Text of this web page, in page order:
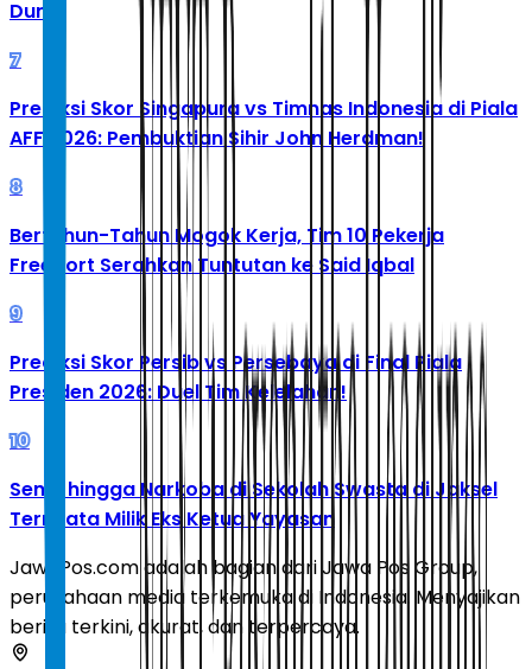
Dunia
7
Prediksi Skor Singapura vs Timnas Indonesia di Piala
AFF 2026: Pembuktian Sihir John Herdman!
8
Bertahun-Tahun Mogok Kerja, Tim 10 Pekerja
Freeport Serahkan Tuntutan ke Said Iqbal
9
Prediksi Skor Persib vs Persebaya di Final Piala
Presiden 2026: Duel Tim Kelelahan!
10
Senpi hingga Narkoba di Sekolah Swasta di Jaksel
Ternyata Milik Eks Ketua Yayasan
JawaPos.com adalah bagian dari Jawa Pos Group,
perusahaan media terkemuka di Indonesia. Menyajikan
berita terkini, akurat, dan terpercaya.